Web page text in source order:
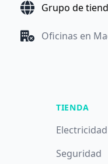
Grupo de
Oficinas en
TIENDA
Electricidad
Seguridad